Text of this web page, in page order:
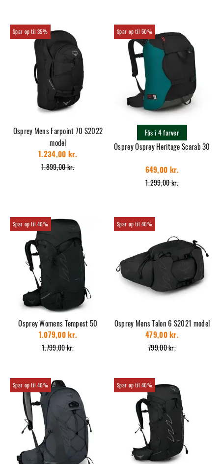
35%
Osprey Mens Farpoint 70 S2022
model
1.899,00 kr.
1.234,00 kr.
50%
Osprey Osprey Heritage Scarab 30
1.299,00 kr.
649,00 kr.
Fås i 4 farver
40%
Osprey Womens Tempest 50
1.799,00 kr.
1.079,00 kr.
40%
Osprey Mens Talon 6 S2021 model
799,00 kr.
479,00 kr.
40% 40%